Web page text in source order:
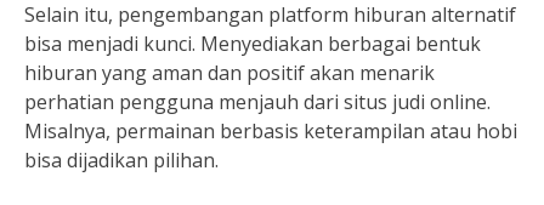
Selain itu, pengembangan platform hiburan alternatif
bisa menjadi kunci. Menyediakan berbagai bentuk
hiburan yang aman dan positif akan menarik
perhatian pengguna menjauh dari situs judi online.
Misalnya, permainan berbasis keterampilan atau hobi
bisa dijadikan pilihan.